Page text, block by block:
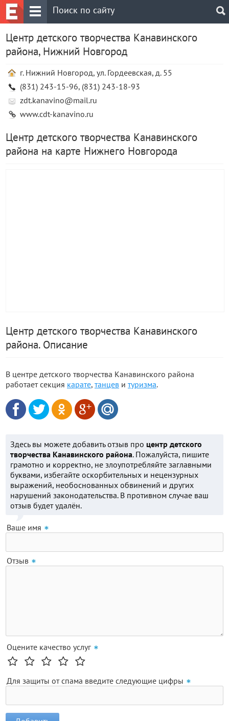
Центр детского творчества Канавинского
района, Нижний Новгород
г. Нижний Новгород, ул. Гордеевская, д. 55
(831) 243-15-96, (831) 243-18-93
zdt.kanavino@mail.ru
www.cdt-kanavino.ru
Центр детского творчества Канавинского
района на карте Нижнего Новгорода
Центр детского творчества Канавинского
района. Описание
В центре детского творчества Канавинского района
работает секция карате, танцев и туризма.
Здесь вы можете добавить отзыв про центр детского
творчества Канавинского района. Пожалуйста, пишите
грамотно и корректно, не злоупотребляйте заглавными
буквами, избегайте оскорбительных и нецензурных
выражений, необоснованных обвинений и других
нарушений законодательства. В противном случае ваш
отзыв будет удалён.
Ваше имя
Отзыв
Оцените качество услуг
Для защиты от спама введите следующие цифры